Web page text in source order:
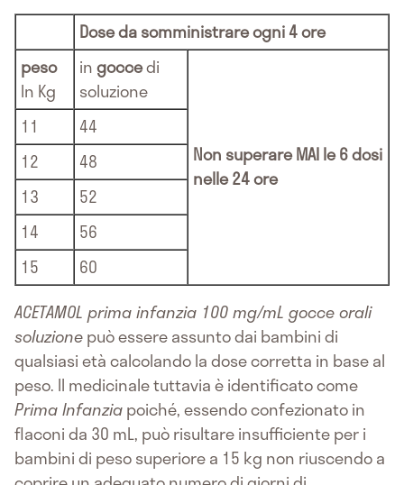
Dose da somministrare ogni 4 ore
peso
In Kg
ingoccedi
soluzione
Non superare MAI le 6 dosi
nelle 24 ore
11
44
12
48
13
52
14
56
15
60
ACETAMOL prima infanzia 100 mg/mL gocce orali
soluzionepuò essere assunto dai bambini di
qualsiasi età calcolando la dose corretta in base al
peso. Il medicinale tuttavia è identificato come
Prima Infanziapoiché, essendo confezionato in
flaconi da 30 mL, può risultare insufficiente per i
bambini di peso superiore a 15 kg non riuscendo a